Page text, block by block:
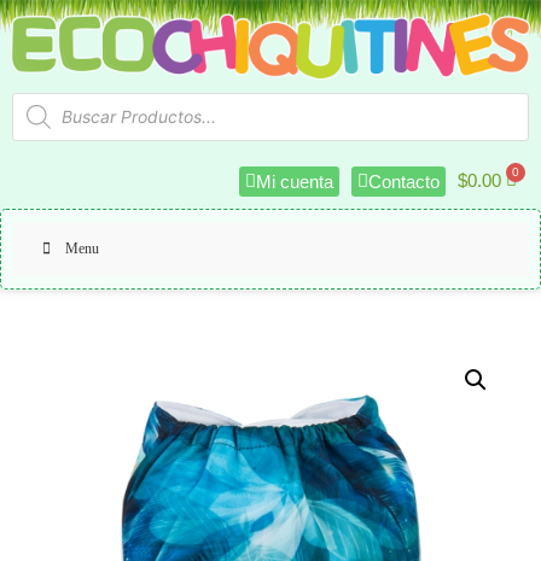
Mi cuenta Contacto $0.00
Menu